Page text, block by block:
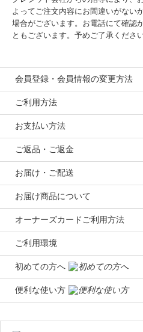
よってご注文内容にお間違いがない
場合がございます。お電話にて確認
ともございます。予めご了承ください
会員登録・会員情報の変更方法
ご利用方法
お支払い方法
ご返品・ご返金
お届け・ご配送
お届け商品について
オーナーズカードご利用方法
ご利用環境
初めての方へ
便利な使い方